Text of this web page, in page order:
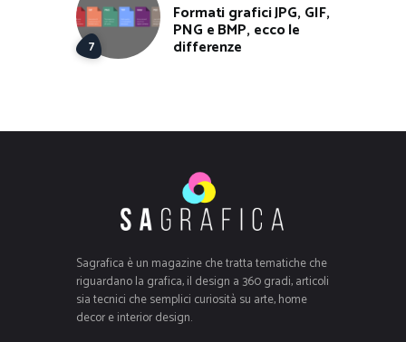
Formati grafici JPG, GIF,
PNG e BMP, ecco le
differenze
Sagrafica è un magazine che tratta tematiche che
riguardano la grafica, il design a 360 gradi, articoli
sia tecnici che semplici curiosità su arte, home
decor e interior design.